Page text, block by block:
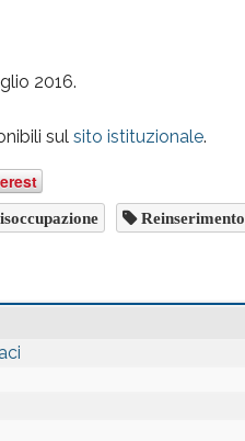
2016.
sul sito istituzionale.
Reinserimento